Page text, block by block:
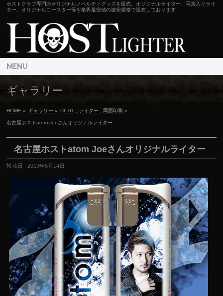
ホストクラブ専門のオリジナルノベルティグッズを販売。オリジナルライター、写真入りライ
ター、オリジナルコースター等を業界最安値の激安価格で販売しております
MENU
ギャラリー
HOME » ギャラリー » CL-01 ライター ,両面印刷 »
名古屋ホストatom Joeさんオリジナルライター
名古屋ホストatom Joeさんオリジナルライター
投稿日 : 2019年5月14日